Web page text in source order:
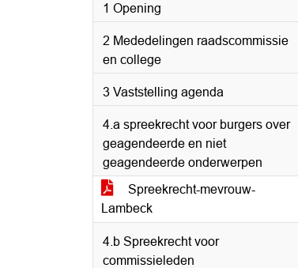
1 Opening
2 Mededelingen raadscommissie
en college
3 Vaststelling agenda
4.a spreekrecht voor burgers over
geagendeerde en niet
geagendeerde onderwerpen
Spreekrecht-mevrouw-
Lambeck
4.b Spreekrecht voor
commissieleden